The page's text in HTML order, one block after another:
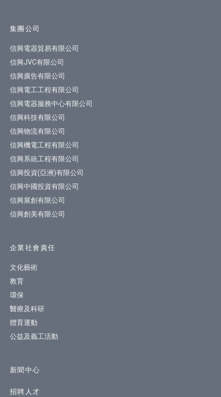
集團公司
信興電器貿易有限公司
信興JVC有限公司
信興廣告有限公司
信興電工工程有限公司
信興電器服務中心有限公司
信興科技有限公司
信興物流有限公司
信興機電工程有限公司
信興系統工程有限公司
信興投資(亞洲)有限公司
信興中國投資有限公司
信興展創有限公司
信興創美有限公司
企業社會責任
文化藝術
教育
環保
醫療及科研
體育運動
公益及義工活動
新聞中心
招聘人才